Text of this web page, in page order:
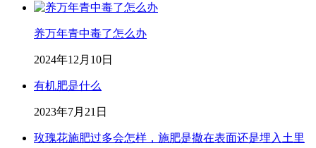
养万年青中毒了怎么办
2024年12月10日
有机肥是什么
2023年7月21日
玫瑰花施肥过多会怎样，施肥是撒在表面还是埋入土里